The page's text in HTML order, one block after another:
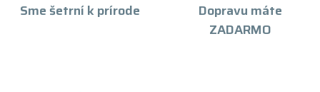
Sme šetrní k prírode
Dopravu máte
ZADARMO